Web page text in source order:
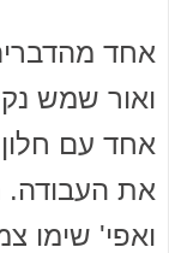
אחד
ואור שמש
אחד עם
את העבודה.
ואפי' שימו